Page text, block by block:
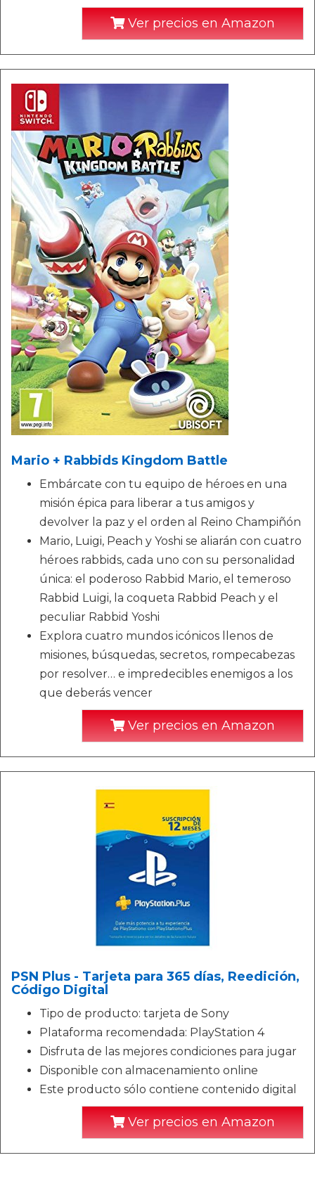
Ver precios en Amazon
Mario + Rabbids Kingdom Battle
Embárcate con tu equipo de héroes en una
misión épica para liberar a tus amigos y
devolver la paz y el orden al Reino Champiñón
Mario, Luigi, Peach y Yoshi se aliarán con cuatro
héroes rabbids, cada uno con su personalidad
única: el poderoso Rabbid Mario, el temeroso
Rabbid Luigi, la coqueta Rabbid Peach y el
peculiar Rabbid Yoshi
Explora cuatro mundos icónicos llenos de
misiones, búsquedas, secretos, rompecabezas
por resolver… e impredecibles enemigos a los
que deberás vencer
Ver precios en Amazon
PSN Plus - Tarjeta para 365 días, Reedición,
Código Digital
Tipo de producto: tarjeta de Sony
Plataforma recomendada: PlayStation 4
Disfruta de las mejores condiciones para jugar
Disponible con almacenamiento online
Este producto sólo contiene contenido digital
Ver precios en Amazon